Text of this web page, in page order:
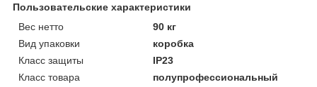
Пользовательские характеристики
Вес нетто
90 кг
Вид упаковки
коробка
Класс защиты
IP23
Класс товара
полупрофессиональный